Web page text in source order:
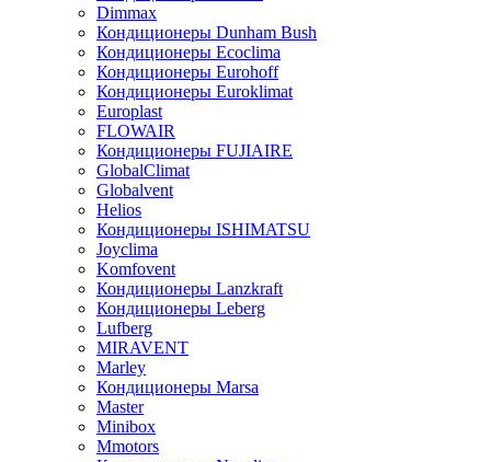
Dimmax
Кондиционеры Dunham Bush
Кондиционеры Ecoclima
Кондиционеры Eurohoff
Кондиционеры Euroklimat
Europlast
FLOWAIR
Кондиционеры FUJIAIRE
GlobalClimat
Globalvent
Helios
Кондиционеры ISHIMATSU
Joyclima
Komfovent
Кондиционеры Lanzkraft
Кондиционеры Leberg
Lufberg
MIRAVENT
Marley
Кондиционеры Marsa
Master
Minibox
Mmotors